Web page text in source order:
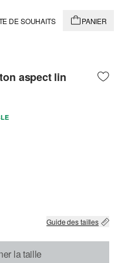
DE SOUHAITS PANIER
aspect lin
STOCK
OUT OF STOCK
OUT OF STOCK
CURRENTLY OUT OF STOCK
SIZE IS CURRENTLY OUT OF STOCK
Guide des tailles
la taille